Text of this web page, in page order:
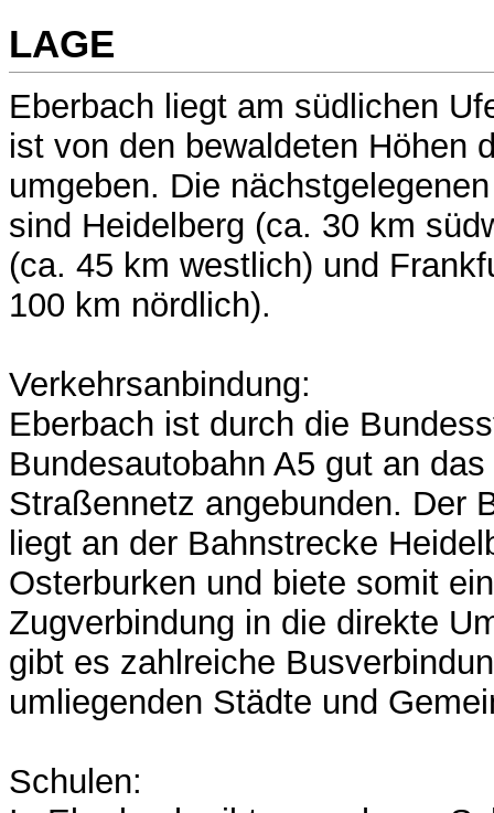
LAGE
Eberbach liegt am südlichen
ist von den bewaldeten Höhen
umgeben. Die
sind Heidelberg (ca. 30 km
(ca. 45 km westlich) und
100 km nördlich).
Verkehrsanbindung:
Eberbach ist durch die
Bundesautobahn A5 gut an
Straßennetz angebunden. Der
liegt an der Bahnstrecke
Osterburken und biete somit
Zugverbindung in die direkte
gibt es zahlreiche
umliegenden Städte und
Schulen: